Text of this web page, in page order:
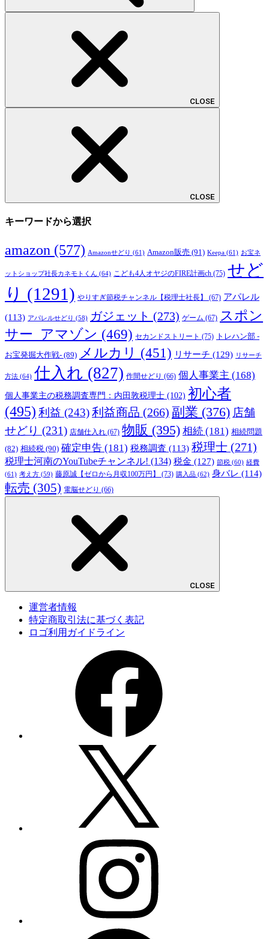
CLOSE
CLOSE
キーワードから選択
amazon (577) Amazonせどり (61) Amazon販売 (91) Keepa (61) お宝ネ
ットショップ社長カネモトくん (64) こども4人オヤジのFIRE計画ch (75) せど
り (1291) やりすぎ節税チャンネル【税理士社長】 (67) アパレル
(113) アパレルせどり (58) ガジェット (273) ゲーム (67) スポン
サー_アマゾン (469) セカンドストリート (75) トレハン部 -
お宝発掘大作戦- (89) メルカリ (451) リサーチ (129) リサーチ
方法 (64) 仕入れ (827) 作間せどり (66) 個人事業主 (168)
個人事業主の税務調査専門：内田敦税理士 (102) 初心者
(495) 利益 (243)利益商品 (266) 副業 (376) 店舗
せどり (231) 店舗仕入れ (67) 物販 (395) 相続 (181) 相続問題
(82) 相続税 (90) 確定申告 (181) 税務調査 (113) 税理士 (271)
税理士河南のYouTubeチャンネル! (134) 税金 (127) 節税 (60) 経費
(61) 考え方 (59) 藤原誠【ゼロから月収100万円】 (73) 購入品 (62) 身バレ (114)
転売 (305) 電脳せどり (66)
CLOSE
運営者情報
特定商取引法に基づく表記
ロゴ利用ガイドライン